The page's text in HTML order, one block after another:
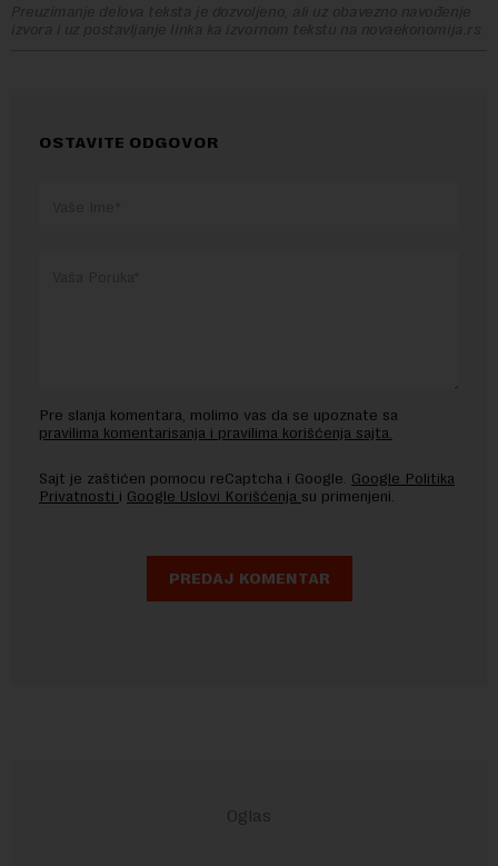
Preuzimanje delova teksta je dozvoljeno, ali uz obavezno navođenje
izvora i uz postavljanje linka ka izvornom tekstu na novaekonomija.rs
OSTAVITE ODGOVOR
Pre slanja komentara, molimo vas da se upoznate sa
pravilima komentarisanja i pravilima korišćenja sajta.
Sajt je zaštićen pomocu reCaptcha i Google. Google Politika
Privatnosti i Google Uslovi Korišćenja su primenjeni.